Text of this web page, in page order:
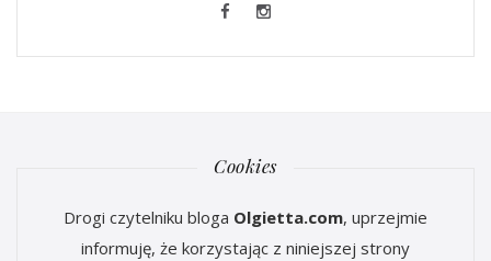
Cookies
Drogi czytelniku bloga Olgietta.com, uprzejmie
informuję, że korzystając z niniejszej strony